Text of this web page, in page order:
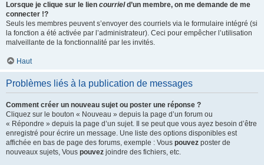
Lorsque je clique sur le lien courrield’un membre, on me demande de me
connecter !?
Seuls les membres peuvent s’envoyer des courriels via le formulaire intégré (si
la fonction a été activée par l’administrateur). Ceci pour empêcher l’utilisation
malveillante de la fonctionnalité par les invités.
Haut
Problèmes liés à la publication de messages
Comment créer un nouveau sujet ou poster une réponse ?
Cliquez sur le bouton « Nouveau » depuis la page d’un forum ou
« Répondre » depuis la page d’un sujet. Il se peut que vous ayez besoin d’être
enregistré pour écrire un message. Une liste des options disponibles est
affichée en bas de page des forums, exemple : Vous pouvez poster de
nouveaux sujets, Vous pouvez joindre des fichiers, etc.